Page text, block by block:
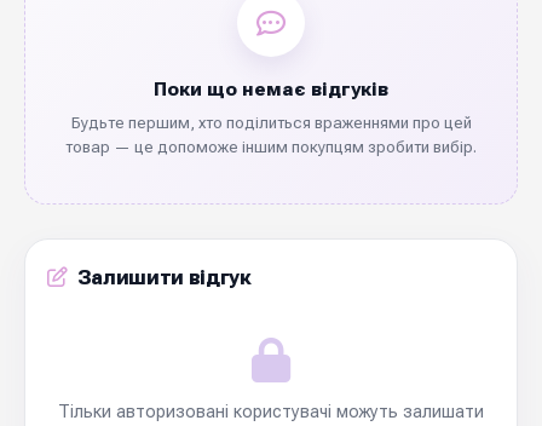
Поки що немає відгуків
Будьте першим, хто поділиться враженнями про цей
товар — це допоможе іншим покупцям зробити вибір.
Залишити відгук
Тільки авторизовані користувачі можуть залишати